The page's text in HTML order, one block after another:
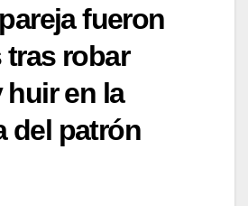
fueron
robar
en la
del patrón